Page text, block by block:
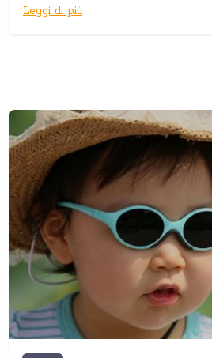
Leggi di più